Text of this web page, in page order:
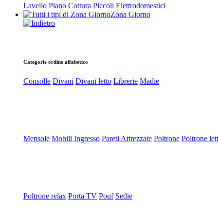
Lavello Piano Cottura Piccoli Elettrodomestici
Zona Giorno
Categorie ordine alfabetico
Consolle Divani Divani letto Librerie Madie
Mensole Mobili Ingresso Pareti Attrezzate Poltrone Poltrone
Poltrone relax Porta TV Pouf Sedie